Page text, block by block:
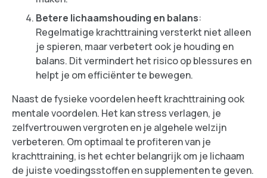
Betere lichaamshouding en balans:
Regelmatige krachttraining versterkt niet alleen
je spieren, maar verbetert ook je houding en
balans. Dit vermindert het risico op blessures en
helpt je om efficiënter te bewegen.
Naast de fysieke voordelen heeft krachttraining ook
mentale voordelen. Het kan stress verlagen, je
zelfvertrouwen vergroten en je algehele welzijn
verbeteren. Om optimaal te profiteren van je
krachttraining, is het echter belangrijk om je lichaam
de juiste voedingsstoffen en supplementen te geven.